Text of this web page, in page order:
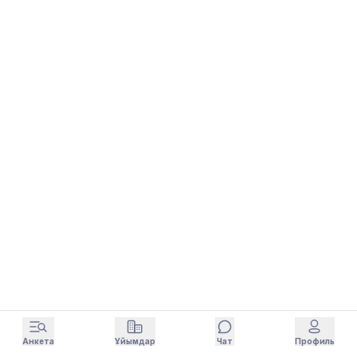
Анкета Ұйымдар Чат Профиль